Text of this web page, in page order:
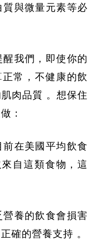
與微量元素等必
我們，即使你的
常，不健康的飲
肉品質 。想保住
：
前在美國平均飲食
自這類食物，這
營養的飲食會損害
確的營養支持 。